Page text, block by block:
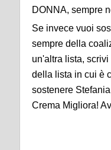
DONNA, sempre
Se invece vuoi
sempre della
un'altra lista,
della lista in cui è
sostenere
Crema Migliora!